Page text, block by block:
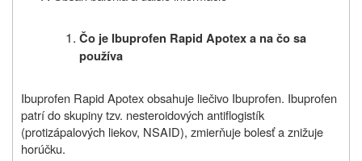
Čo je Ibuprofen Rapid Apotex a na čo sa
používa
Ibuprofen Rapid Apotex obsahuje liečivo Ibuprofen. Ibuprofen
patrí do skupiny tzv. nesteroidových antiflogistík
(protizápalových liekov, NSAID), zmierňuje bolesť a znižuje
horúčku.